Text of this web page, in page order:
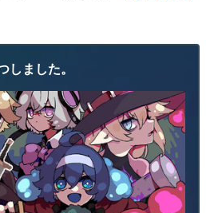
しました。